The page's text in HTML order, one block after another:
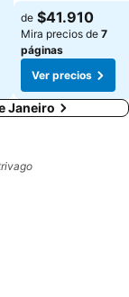
Ver precios
de $41.910
Mira precios de 7
páginas
Ver precios
Janeiro